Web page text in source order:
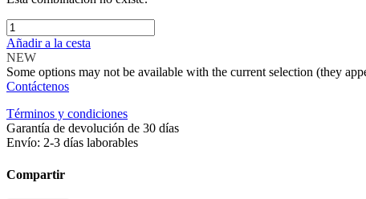
Añadir a la cesta
NEW
Some options may not be available with the current selection (they
Contáctenos
Términos y condiciones
Garantía de devolución de 30 días
Envío: 2-3 días laborables
Compartir